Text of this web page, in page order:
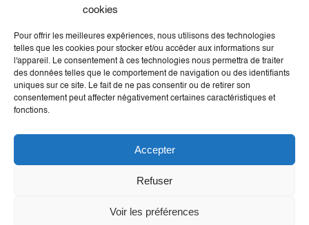
cookies
Pour offrir les meilleures expériences, nous utilisons des technologies
telles que les cookies pour stocker et/ou accéder aux informations sur
l'appareil. Le consentement à ces technologies nous permettra de traiter
des données telles que le comportement de navigation ou des identifiants
uniques sur ce site. Le fait de ne pas consentir ou de retirer son
consentement peut affecter négativement certaines caractéristiques et
fonctions.
Accepter
Refuser
Voir les préférences
Mentions légales
Création graphique : wearebandits